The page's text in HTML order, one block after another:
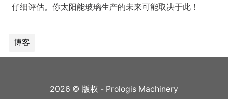
仔细评估。你太阳能玻璃生产的未来可能取决于此！
博客
2026 © 版权 - Prologis Machinery